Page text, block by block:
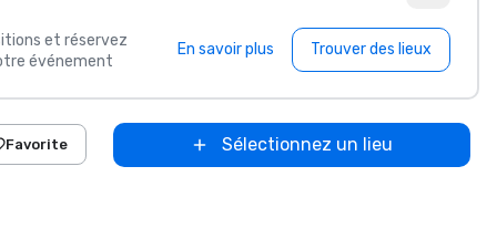
et réservez
événement
En savoir plus Trouver des lieux
Favorite Sélectionnez un lieu